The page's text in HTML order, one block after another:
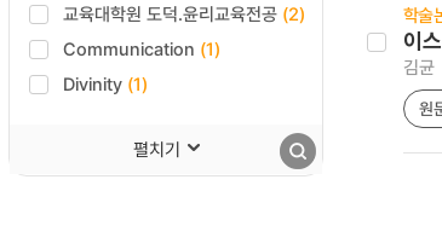
교육대학원 도덕.윤리교육전공 (2)
Communication (1)
Divinity (1)
펼치기
학술
이
김균
원